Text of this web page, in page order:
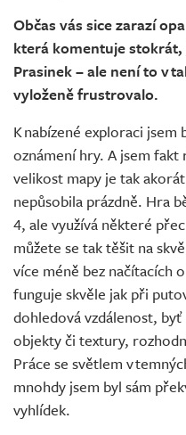
Občas vás sice zarazí
která komentuje
Prasinek – ale není to v
vyloženě frustrovalo.
K nabízené exploraci
oznámení hry. A jsem
velikost mapy je tak
nepůsobila prázdně. Hra
4, ale využívá některé
můžete se tak těšit na
více méně bez načítacích
funguje skvěle jak při
dohledová vzdálenost,
objekty či textury,
Práce se světlem v
mnohdy jsem byl sám
vyhlídek.